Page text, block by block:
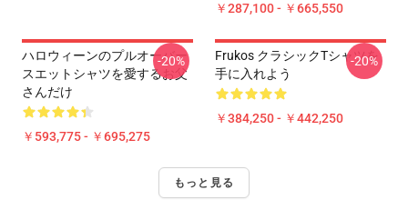
￥287,100 - ￥665,550
ハロウィーンのプルオーバー
スエットシャツを愛するお父
さんだけ
￥593,775 - ￥695,275
-20%
Frukos クラシックTシャツを
手に入れよう
￥384,250 - ￥442,250
-20%
もっと見る